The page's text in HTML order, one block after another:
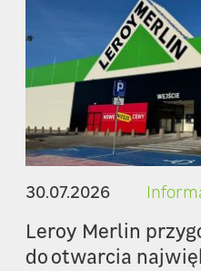
30.07.2026
Leroy Merlin
do otwarcia